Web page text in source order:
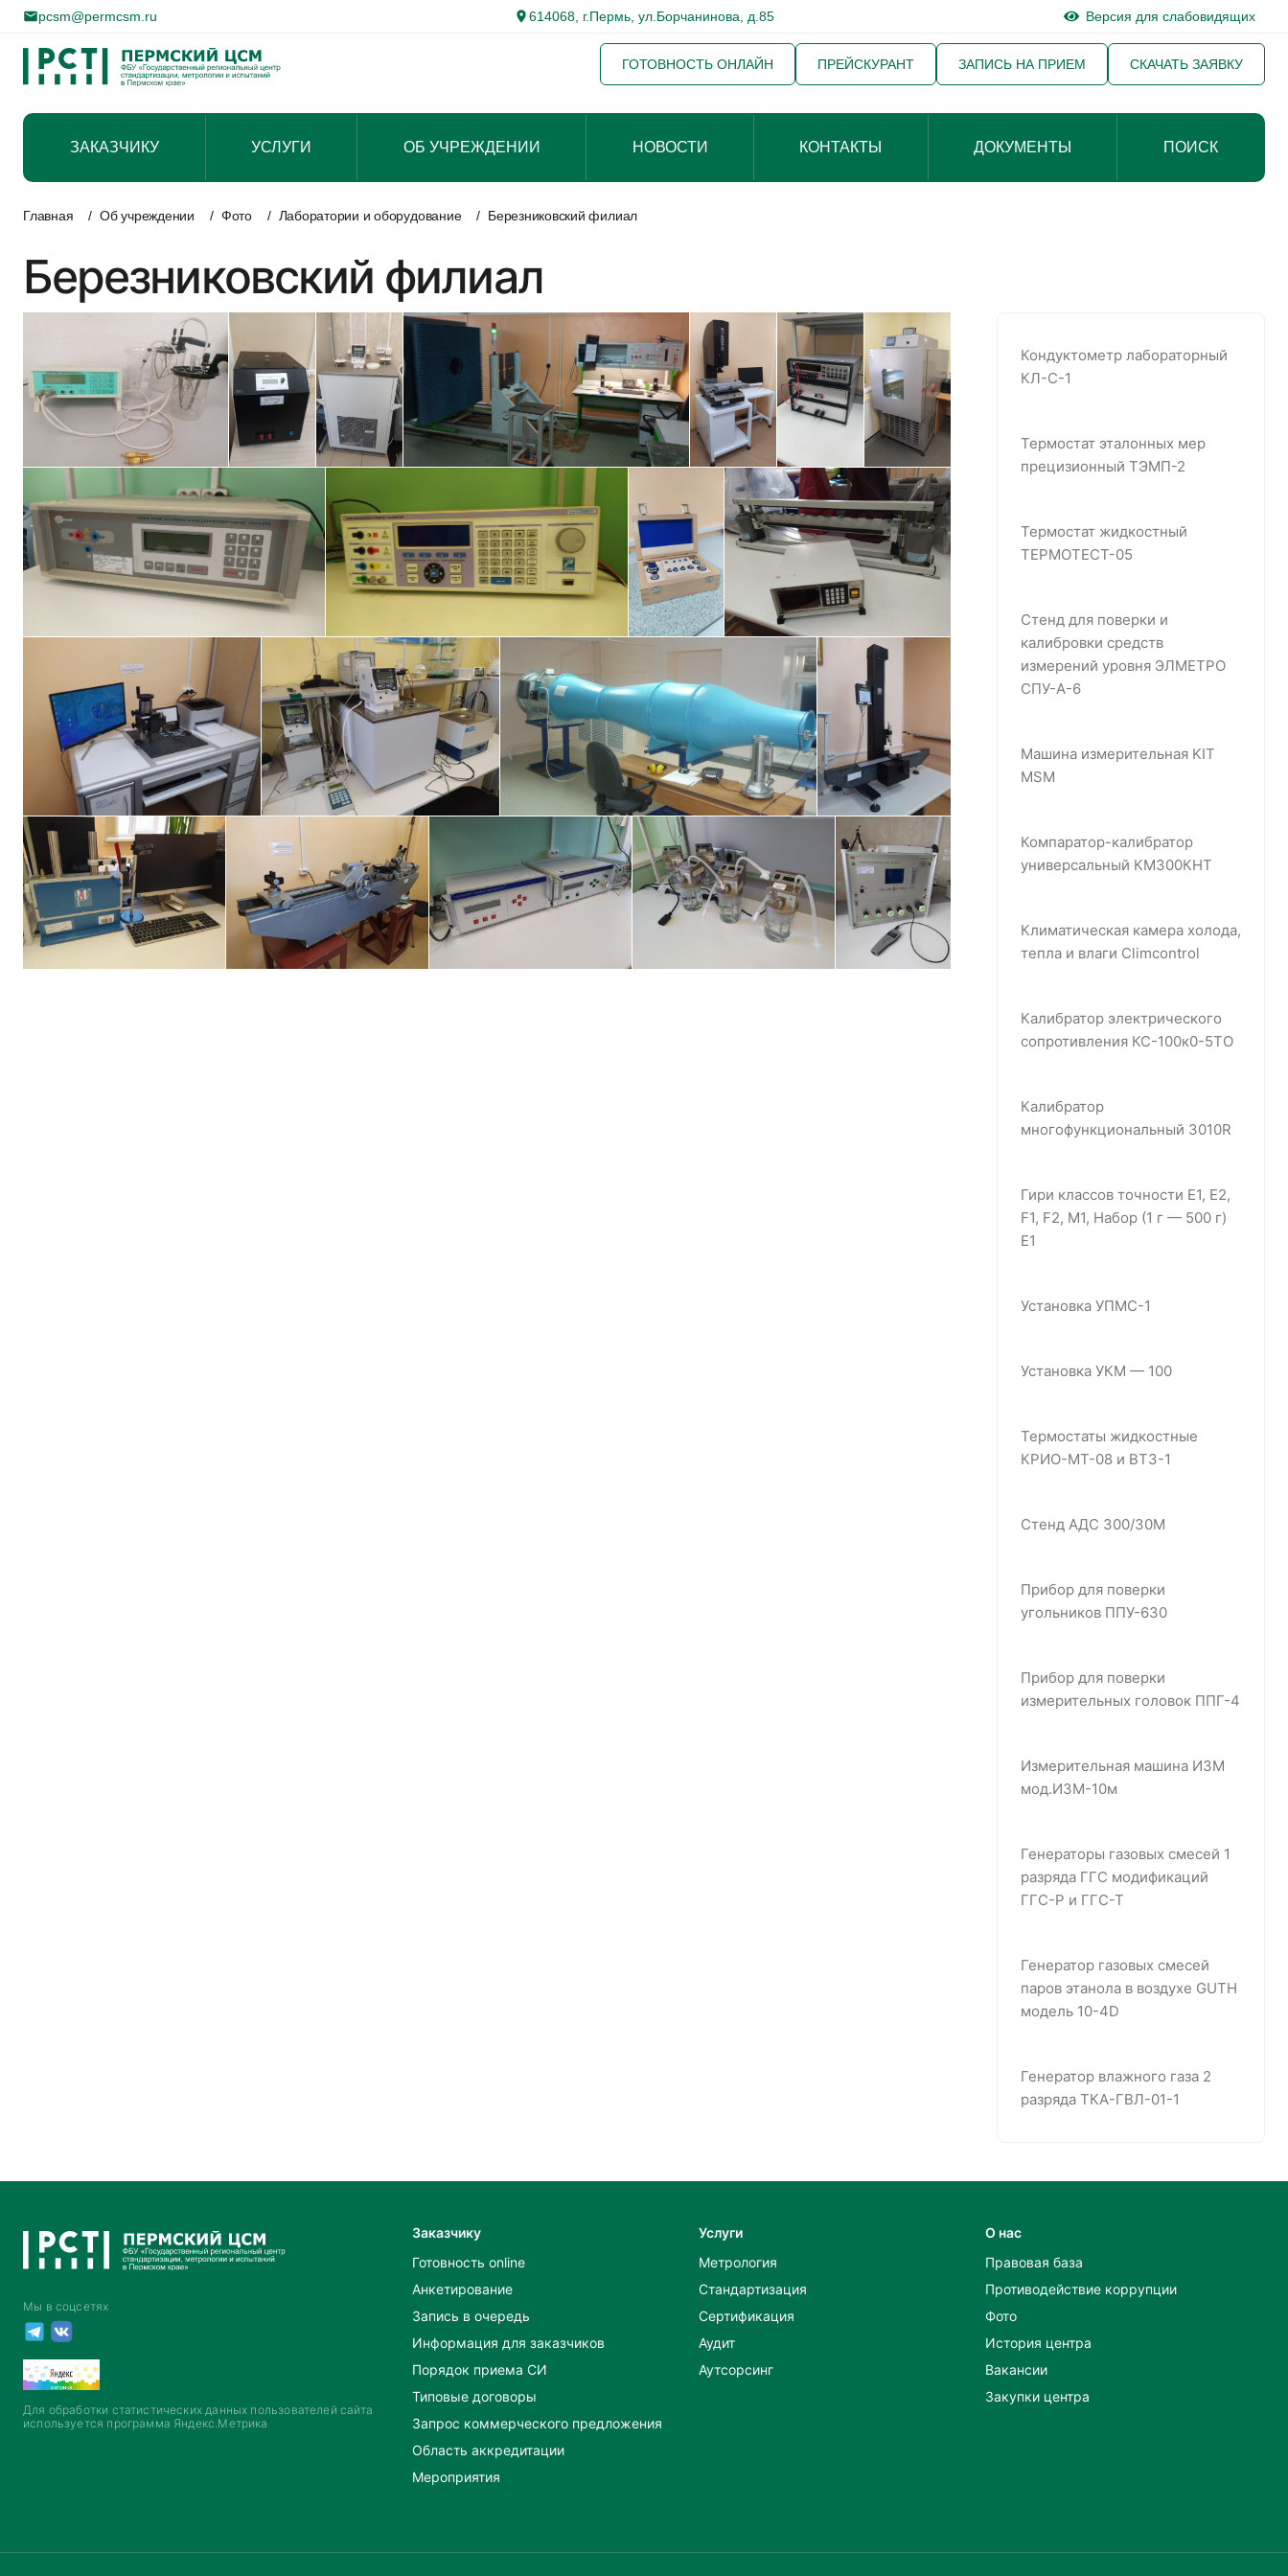
pcsm@permcsm.ru 614068, г.Пермь, ул.Борчанинова, д.85 Версия для слабовидящих
ГОТОВНОСТЬ ОНЛАЙН ПРЕЙСКУРАНТ ЗАПИСЬ НА ПРИЕМ СКАЧАТЬ ЗАЯВКУ
ЗАКАЗЧИКУ УСЛУГИ ОБ УЧРЕЖДЕНИИ НОВОСТИ КОНТАКТЫ ДОКУМЕНТЫ ПОИСК
Главная / Об учреждении / Фото / Лаборатории и оборудование / Березниковский филиал
Березниковский филиал
Кондуктометр лабораторный
КЛ-С-1
Термостат эталонных мер
прецизионный ТЭМП-2
Термостат жидкостный
ТЕРМОТЕСТ-05
Стенд для поверки и
калибровки средств
измерений уровня ЭЛМЕТРО
СПУ-А-6
Машина измерительная KIT
MSM
Компаратор-калибратор
универсальный КМ300КНТ
Климатическая камера холода,
тепла и влаги Climcontrol
Калибратор электрического
сопротивления КС-100к0-5ТО
Калибратор
многофункциональный 3010R
Гири классов точности E1, E2,
F1, F2, M1, Набор (1 г — 500 г)
Е1
Установка УПМС-1
Установка УКМ — 100
Термостаты жидкостные
КРИО-МТ-08 и ВТЗ-1
Стенд АДС 300/30М
Прибор для поверки
угольников ППУ-630
Прибор для поверки
измерительных головок ППГ-4
Измерительная машина ИЗМ
мод.ИЗМ-10м
Генераторы газовых смесей 1
разряда ГГС модификаций
ГГС-Р и ГГС-Т
Генератор газовых смесей
паров этанола в воздухе GUTH
модель 10-4D
Генератор влажного газа 2
разряда ТКА-ГВЛ-01-1
Мы в соцсетях
Для обработки статистических данных пользователей сайта
используется программа Яндекс.Метрика
Заказчику
Готовность online
Анкетирование
Запись в очередь
Информация для заказчиков
Порядок приема СИ
Типовые договоры
Запрос коммерческого предложения
Область аккредитации
Мероприятия
Услуги
Метрология
Стандартизация
Сертификация
Аудит
Аутсорсинг
О нас
Правовая база
Противодействие коррупции
Фото
История центра
Вакансии
Закупки центра